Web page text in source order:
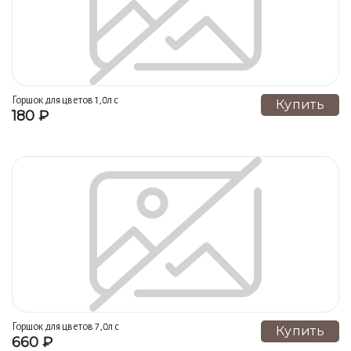
Горшок для цветов 1,0л с
поддоном №011 1 сорт
180 ₽
Купить
Горшок для цветов 7,0л с
поддоном №011 1 сорт
660 ₽
Купить